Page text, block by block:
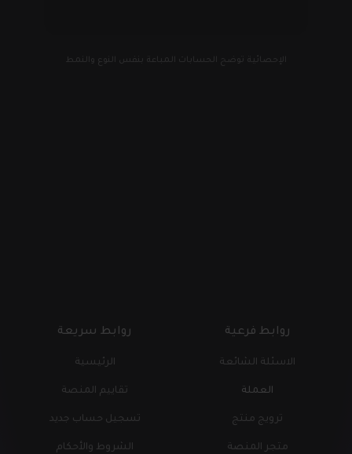
الإحصائية توضح الحسابات المباعة بنفس النوع والنمط
روابط سريعة
الرئيسية
تقاييم المنصة
تسجيل حساب جديد
الشروط والأحكام
روابط فرعية
الاسئلة الشائعة
العملة
ترويج منتج
متجر المنصة